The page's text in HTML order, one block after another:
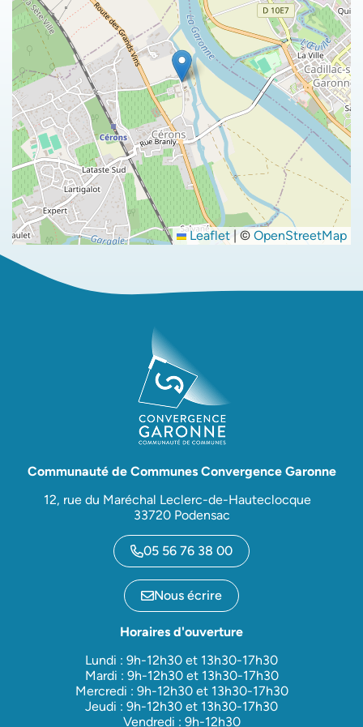
Leaflet | © OpenStreetMap
Communauté de Communes Convergence Garonne
12, rue du Maréchal Leclerc-de-Hauteclocque
33720 Podensac
05 56 76 38 00
Nous écrire
Horaires d'ouverture
Lundi : 9h-12h30 et 13h30-17h30
Mardi : 9h-12h30 et 13h30-17h30
Mercredi : 9h-12h30 et 13h30-17h30
Jeudi : 9h-12h30 et 13h30-17h30
Vendredi : 9h-12h30